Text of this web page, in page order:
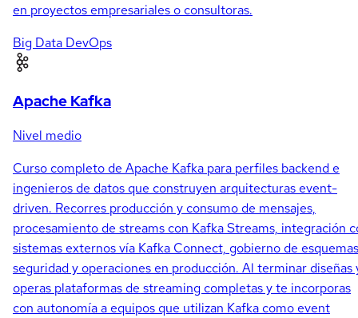
en proyectos empresariales o consultoras.
Big Data DevOps
Apache Kafka
Nivel medio
Curso completo de Apache Kafka para perfiles backend e
ingenieros de datos que construyen arquitecturas event-
driven. Recorres producción y consumo de mensajes,
procesamiento de streams con Kafka Streams, integración
sistemas externos vía Kafka Connect, gobierno de
seguridad y operaciones en producción. Al terminar diseñas
operas plataformas de streaming completas y te incorporas
con autonomía a equipos que utilizan Kafka como event